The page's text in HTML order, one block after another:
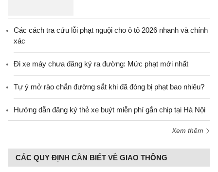
Các cách tra cứu lỗi phạt nguội cho ô tô 2026 nhanh và chính
xác
Đi xe máy chưa đăng ký ra đường: Mức phạt mới nhất
Tự ý mở rào chắn đường sắt khi đã đóng bị phạt bao nhiêu?
Hướng dẫn đăng ký thẻ xe buýt miễn phí gắn chip tại Hà Nội
Xem thêm
CÁC QUY ĐỊNH CẦN BIẾT VỀ GIAO THÔNG